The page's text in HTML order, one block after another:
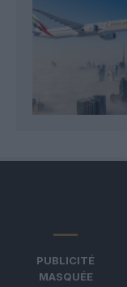
PUBLICITÉ
MASQUÉE